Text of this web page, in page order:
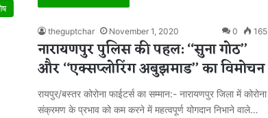
theguptchar November 1, 2020 0 165
नारायणपुर पुलिस की पहल: ‘‘सुना गोठ’’
और ‘‘एक्सप्लोरिंग अबुझमाड’’ का विमोचन
रायपुर/बस्तर कोरोना फाईटर्स का सम्मान:- नारायणपुर जिला में कोरोना
संक्रमण के प्रभाव को कम करने में महत्वपूर्ण योगदान निभाने वाले…